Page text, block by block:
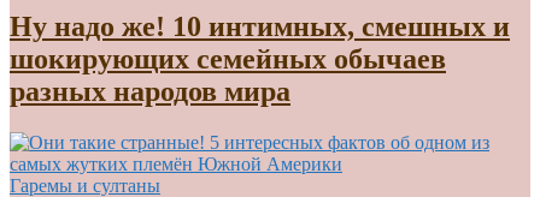
Ну надо же! 10 интимных, смешных и
шокирующих семейных обычаев
разных народов мира
Гаремы и султаны